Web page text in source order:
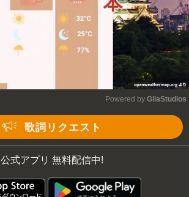
Powered by GliaStudios
歌詞リクエスト
公式アプリ 無料配信中!